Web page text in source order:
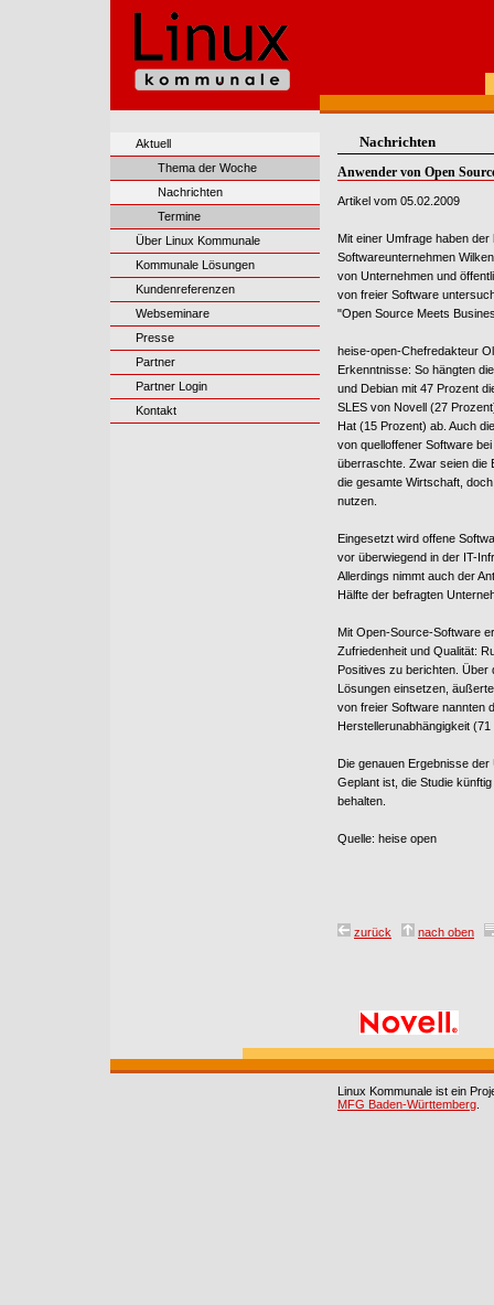
Aktuell
Thema der Woche
Nachrichten
Termine
Über Linux Kommunale
Kommunale Lösungen
Kundenreferenzen
Webseminare
Presse
Partner
Partner Login
Kontakt
Nachrichten
Anwender von Open
Artikel vom 05.02.2009
Mit einer Umfrage haben
Softwareunternehmen
von Unternehmen und
von freier Software
"Open Source Meets
heise-open-Chefredakteur
Erkenntnisse: So hängten
und Debian mit 47 Prozent
SLES von Novell (27
Hat (15 Prozent) ab. Auch
von quelloffener Software
überraschte. Zwar seien die
die gesamte Wirtschaft,
nutzen.
Eingesetzt wird offene
vor überwiegend in der IT-
Allerdings nimmt auch der
Hälfte der befragten
Mit Open-Source-Software
Zufriedenheit und Qualität:
Positives zu berichten. Über
Lösungen einsetzen,
von freier Software nannten
Herstellerunabhängigkeit
Die genauen Ergebnisse
Geplant ist, die Studie
behalten.
Quelle: heise open
zurück nach oben
Linux Kommunale ist ein
MFG Baden-Württemberg